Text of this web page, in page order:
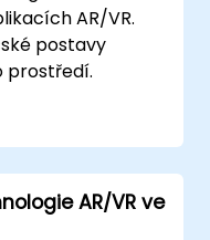
AR/VR.
postavy
prostředí.
umělé
VR využívající AI
AR/VR ve